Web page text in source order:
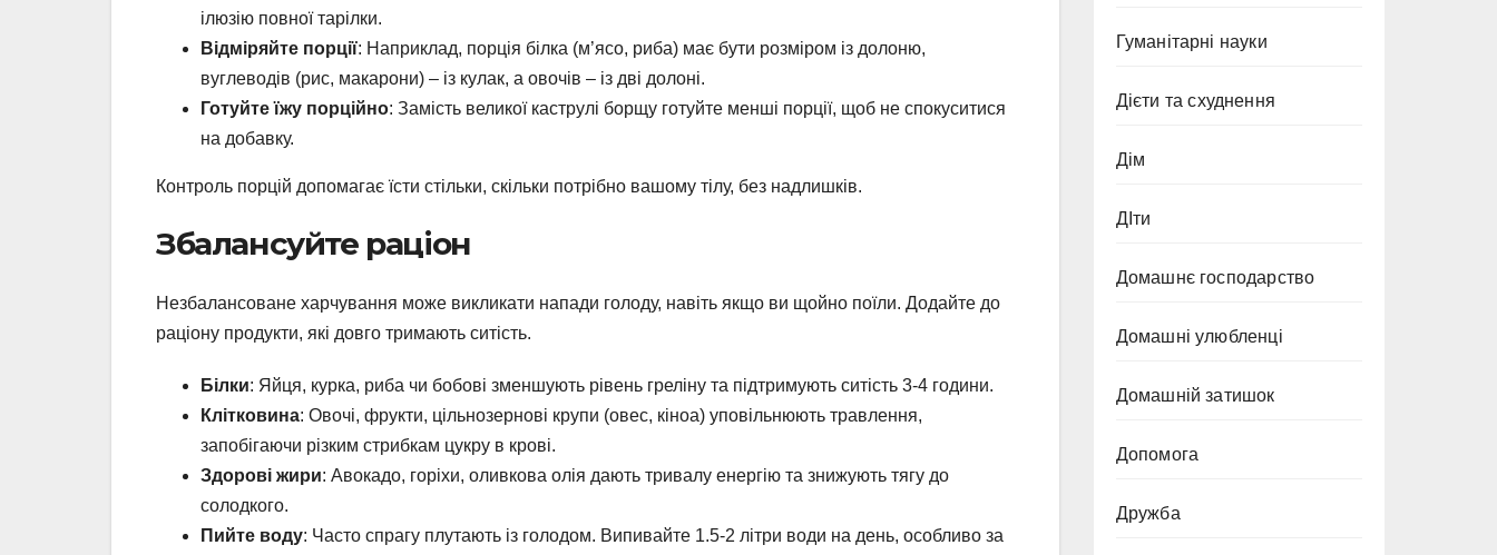
ілюзію повної тарілки.
Відміряйте порції: Наприклад, порція білка (м’ясо, риба) має бути розміром із долоню,
вуглеводів (рис, макарони) – із кулак, а овочів – із дві долоні.
Готуйте їжу порційно: Замість великої каструлі борщу готуйте менші порції, щоб не спокуситися
на добавку.
Контроль порцій допомагає їсти стільки, скільки потрібно вашому тілу, без надлишків.
Збалансуйте раціон
Незбалансоване харчування може викликати напади голоду, навіть якщо ви щойно поїли. Додайте до
раціону продукти, які довго тримають ситість.
Білки: Яйця, курка, риба чи бобові зменшують рівень греліну та підтримують ситість 3-4 години.
Клітковина: Овочі, фрукти, цільнозернові крупи (овес, кіноа) уповільнюють травлення,
запобігаючи різким стрибкам цукру в крові.
Здорові жири: Авокадо, горіхи, оливкова олія дають тривалу енергію та знижують тягу до
солодкого.
Пийте воду: Часто спрагу плутають із голодом. Випивайте 1.5-2 літри води на день, особливо за
Гуманітарні науки
Дієти та схуднення
Дім
ДІти
Домашнє господарство
Домашні улюбленці
Домашній затишок
Допомога
Дружба